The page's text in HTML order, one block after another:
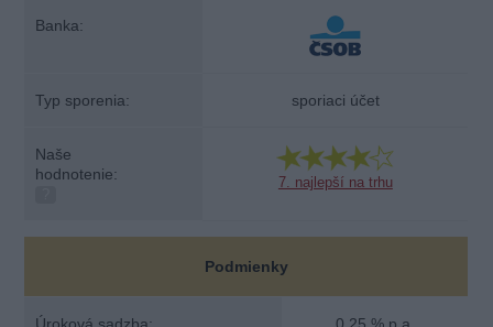
Banka:
Typ sporenia: sporiaci účet
Naše
hodnotenie:
7. najlepší na trhu
Podmienky